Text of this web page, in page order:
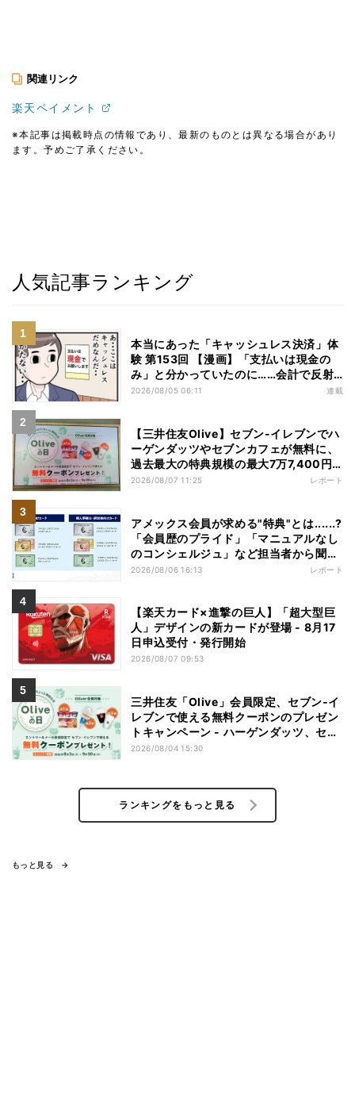
関連リンク
楽天ペイメント
※本記事は掲載時点の情報であり、最新のものとは異なる場合があり
ます。予めご了承ください。
人気記事ランキング
本当にあった「キャッシュレス決済」体
験 第153回 【漫画】「支払いは現金の
み」と分かっていたのに……会計で反射
的に出してしまったものは
2026/08/05 06:11 連載
【三井住友Olive】セブン-イレブンでハ
ーゲンダッツやセブンカフェが無料に、
過去最大の特典規模の最大7万7,400円
相当がもらえるキャンペーンも - 夏休み
2026/08/07 11:25 レポート
アメックス会員が求める"特典"とは......?
「会員歴のプライド」「マニュアルなし
のコンシェルジュ」など担当者から聞い
た"裏話"も
2026/08/06 16:13 レポート
【楽天カード×進撃の巨人】「超大型巨
人」デザインの新カードが登場 - 8月17
日申込受付・発行開始
2026/08/07 09:53
三井住友「Olive」会員限定、セブン‐イ
レブンで使える無料クーポンのプレゼン
トキャンペーン - ハーゲンダッツ、セブ
ンカフェなどが無料に
2026/08/04 15:30
ランキングをもっと見る
もっと見る